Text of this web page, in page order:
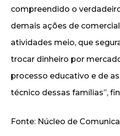
compreendido o
demais ações de
atividades meio, que
trocar dinheiro por
processo educativo e de
técnico dessas famílias”,
Fonte: Núcleo de